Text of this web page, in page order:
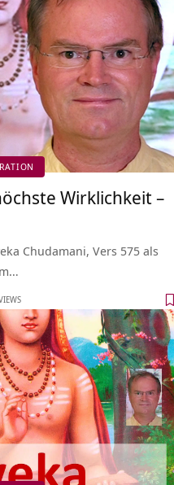
Wirklichkeit –
Chudamani, Vers 575 als